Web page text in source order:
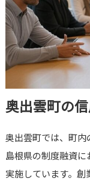
奥出雲町の
奥出雲町では、町内
島根県の制度融資
実施しています。